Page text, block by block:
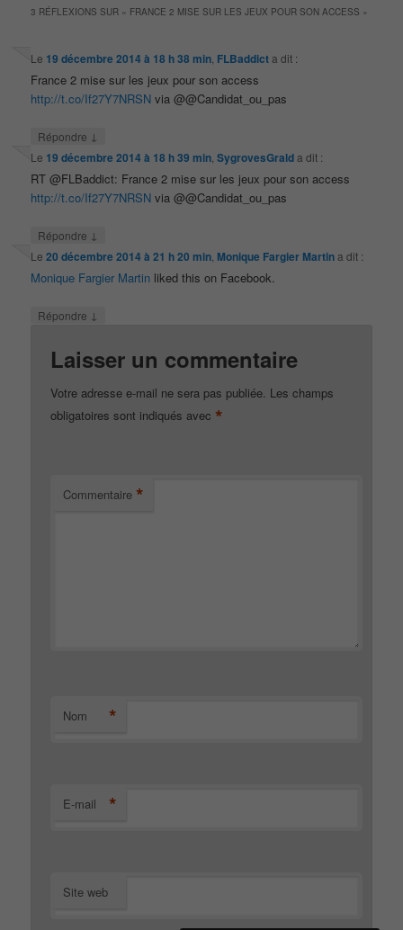
3 RÉFLEXIONS SUR « FRANCE 2 MISE SUR LES JEUX POUR SON ACCESS »
Le 19 décembre 2014 à 18 h 38 min FLBaddicta dit :
France 2 mise sur les jeux pour son access
http://t.co/If27Y7NRSN via @@Candidat_ou_pas
Répondre ↓
Le 19 décembre 2014 à 18 h 39 min ,SygrovesGralda dit :
RT @FLBaddict: France 2 mise sur les jeux pour son access
http://t.co/If27Y7NRSN via @@Candidat_ou_pas
Répondre ↓
Le20 décembre 2014 à 21 h 20 min Monique Fargier Martina dit :
Monique Fargier Martin liked this on Facebook.
Répondre ↓
Laisser un commentaire
Votre adresse e-mail ne sera pas publiée. Les champs
obligatoires sont indiqués avec *
Commentaire *
Nom *
E-mail *
Site web